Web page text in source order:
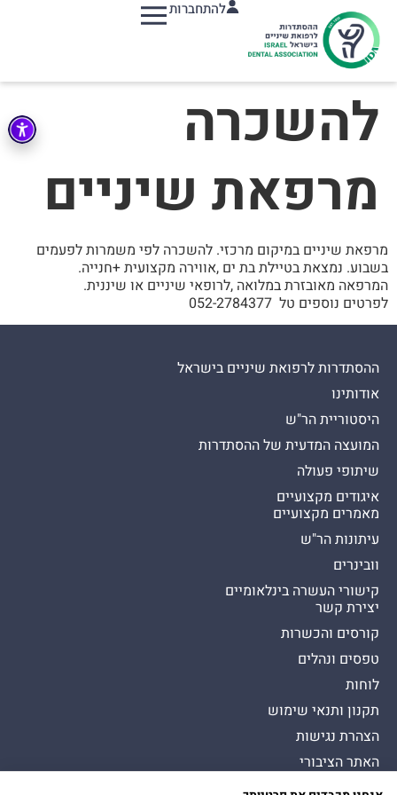
להתחברות
להשכרה
מרפאת שיניים
מרפאת שיניים במיקום מרכזי. להשכרה לפי משמרות לפעמים
בשבוע. נמצאת בטיילת בת ים ,אווירה מקצועית +חנייה.
המרפאה מאובזרת במלואה ,לרופאי שיניים או שיננית.
לפרטים נוספים טל 052-2784377
ההסתדרות לרפואת שיניים בישראל
אודותינו
היסטוריית הר"ש
המועצה המדעית של ההסתדרות
שיתופי פעולה
איגודים מקצועיים
מאמרים מקצועיים
עיתונות הר"ש
וובינרים
קישורי העשרה בינלאומיים
יצירת קשר
קורסים והכשרות
טפסים ונהלים
לוחות
תקנון ותנאי שימוש
הצהרת נגישות
האתר הציבורי